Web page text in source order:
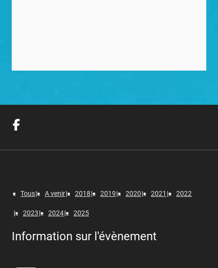
Tous A venir 2018 2019 2020 2021 2022
2023 2024 2025
Information sur l'évènement